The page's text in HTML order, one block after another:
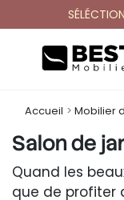
Accueil Mobilier
Salon de
Quand les
que de profiter